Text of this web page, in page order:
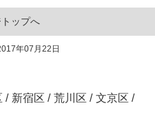
ップへ
年07月22日
/ 新宿区 / 荒川区 / 文京区 /